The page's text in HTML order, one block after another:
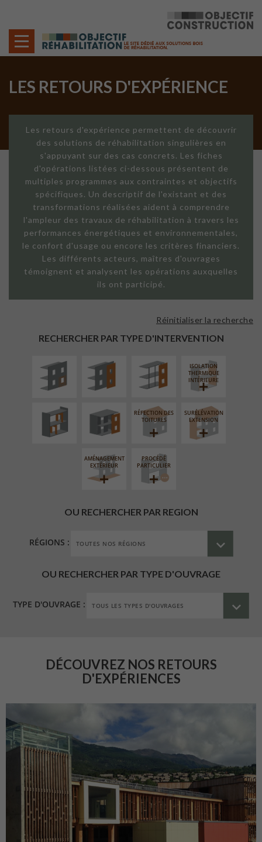
LES RETOURS D'EXPÉRIENCE
Les retours d'expérience permettent de découvrir
des solutions de réhabilitation singulières en
s'appuyant sur des cas concrets. Les fiches
d'opérations listées ci-dessous présentent de
multiples programmes aux contraintes et objectifs
spécifiques. Un descriptif de l'existant et des
transformations réalisées aident à comprendre
l'ampleur des travaux de réhabilitation à travers les
performances énergétiques et environnementales,
le confort d'usage ou encore les critères financiers.
Les différents acteurs, maîtres d'ouvrages
témoignent et analysent les opérations auxquelles
ils ont participé.
RECHERCHER PAR TYPE D'INTERVENTION
Réinitialiser la recherche
EXTÉRIEURE
FAÇADE SUR
LINÉAIRE
ISOLATION
THERMIQUE
INTÉRIEURE
RÉAMÉNAGEMENT
INTÉRIEUR
FERMETURE
LOGGIAS
RÉFECTION DES
TOITURES
SURÉLÉVATION
EXTENSION
AMÉNAGEMENT
EXTÉRIEUR
PROCÉDÉ
PARTICULIER
OU RECHERCHER PAR REGION
RÉGIONS :
OU RECHERCHER PAR TYPE D'OUVRAGE
TYPE D'OUVRAGE :
DÉCOUVREZ NOS RETOURS
D'EXPÉRIENCES